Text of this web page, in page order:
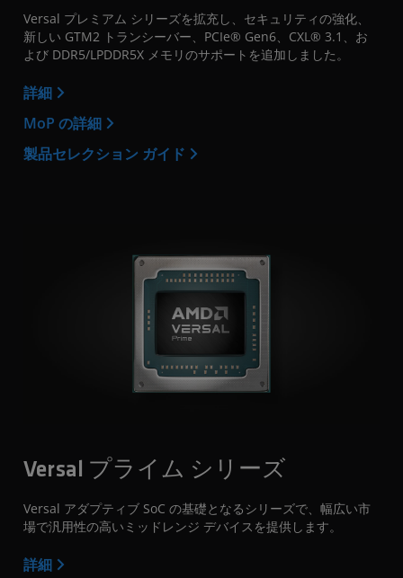
Versal プレミアム シリーズを拡充し、セキュリティの強化、
新しい GTM2 トランシーバー、PCIe® Gen6、CXL® 3.1、お
よび DDR5/LPDDR5X メモリのサポートを追加しました。
詳細
MoP の詳細
製品セレクション ガイド
Versal プライム シリーズ
Versal アダプティブ SoC の基礎となるシリーズで、幅広い市
場で汎用性の高いミッドレンジ デバイスを提供します。
詳細